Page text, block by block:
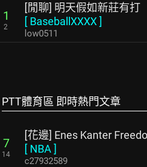
1
2
[閒聊] 明天假如新莊有打
[ BaseballXXXX]
low0511
PTT體育區 即時熱門文章
7
14
[花邊] Enes Kanter
[ NBA ]
c27932589